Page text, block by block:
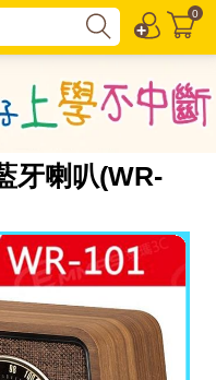
0
牙喇叭(WR-